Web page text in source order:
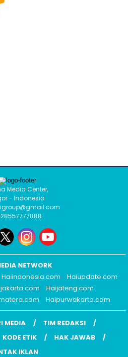
Media Center,
- Indonesia
NETWORK
Haiindonesia.com
Haiupdate.com
Haijateng.com
Haipurwakarta.com
MEDIA
TIM REDAKSI
KODE ETIK
HAK JAWAB
IKLAN